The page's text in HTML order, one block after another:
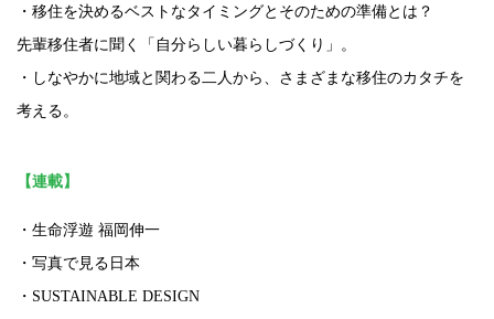
・移住を決めるベストなタイミングとそのための準備とは？
先輩移住者に聞く「自分らしい暮らしづくり」。
・しなやかに地域と関わる二人から、さまざまな移住のカタチを
考える。
【連載】
・生命浮遊 福岡伸一
・写真で見る日本
・SUSTAINABLE DESIGN